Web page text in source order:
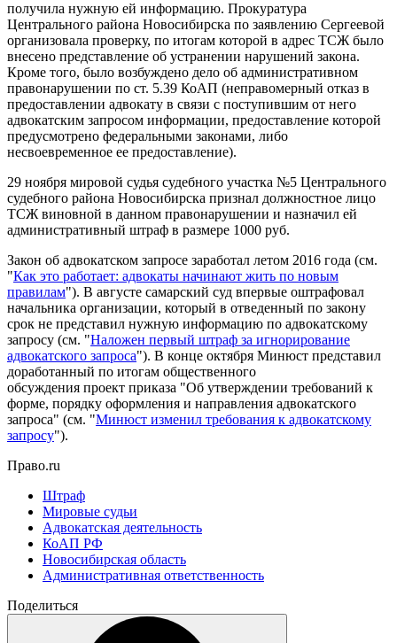
получила нужную ей информацию. Прокуратура
Центрального района Новосибирска по заявлению Сергеевой
организовала проверку, по итогам которой в адрес ТСЖ было
внесено представление об устранении нарушений закона.
Кроме того, было возбуждено дело об административном
правонарушении по ст. 5.39 КоАП (неправомерный отказ в
предоставлении адвокату в связи с поступившим от него
адвокатским запросом информации, предоставление которой
предусмотрено федеральными законами, либо
несвоевременное ее предоставление).
29 ноября мировой судья судебного участка №5 Центрального
судебного района Новосибирска признал должностное лицо
ТСЖ виновной в данном правонарушении и назначил ей
административный штраф в размере 1000 руб.
Закон об адвокатском запросе заработал летом 2016 года (см.
"Как это работает: адвокаты начинают жить по новым
правилам"). В августе самарский суд впервые оштрафовал
начальника организации, который в отведенный по закону
срок не представил нужную информацию по адвокатскому
запросу (см. "Наложен первый штраф за игнорирование
адвокатского запроса"). В конце октября Минюст представил
доработанный по итогам общественного
обсуждения проект приказа "Об утверждении требований к
форме, порядку оформления и направления адвокатского
запроса" (см. "Минюст изменил требования к адвокатскому
запросу").
Право.ru
Штраф
Мировые судьи
Адвокатская деятельность
КоАП РФ
Новосибирская область
Административная ответственность
Поделиться